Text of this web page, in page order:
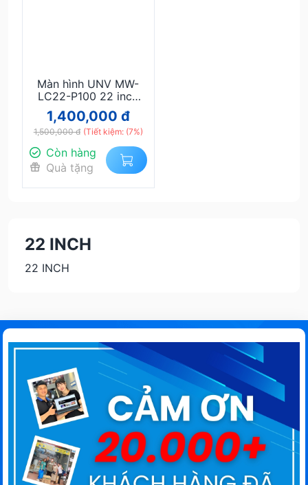
Màn hình UNV MW-
LC22-P100 22 inch
Full HD 100 Hz
1,400,000 đ
1,500,000 đ (Tiết kiệm: (7%)
Còn hàng
Quà tặng
22 INCH
22 INCH